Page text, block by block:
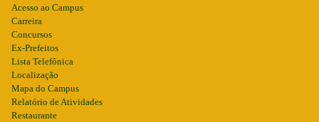
Acesso ao Campus
Carreira
Concursos
Ex-Prefeitos
Lista Telefônica
Localização
Mapa do Campus
Relatório de Atividades
Restaurante